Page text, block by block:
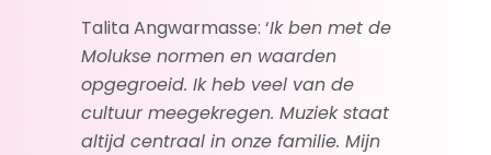
Talita Angwarmasse: ‘Ik ben met de
Molukse normen en waarden
opgegroeid. Ik heb veel van de
cultuur meegekregen. Muziek staat
altijd centraal in onze familie. Mijn